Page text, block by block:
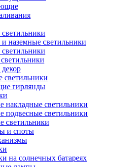
наземные светильники
светильники
гирлянды
накладные светильники
подвесные светильники
светильники
и споты
на солнечных батареях